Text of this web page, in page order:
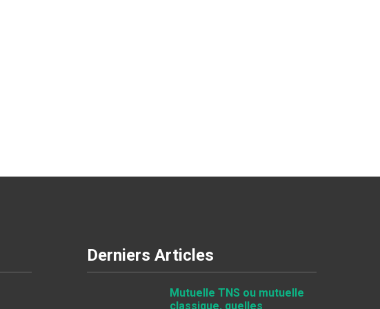
Derniers Articles
Mutuelle TNS ou mutuelle
classique, quelles